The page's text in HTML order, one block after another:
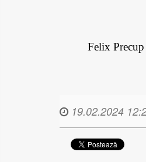
Felix Precup
19.02.2024